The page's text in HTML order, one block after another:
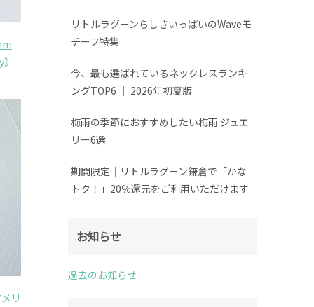
リ
リトルラグーンらしさいっぱいのWaveモ
チーフ特集
今、最も選ばれているネックレスランキ
ングTOP6 │ 2026年初夏版
梅雨の季節におすすめしたい梅雨 ジュエ
リー6選
期間限定│リトルラグーン鎌倉で「かな
トク！」20％還元をご利用いただけます
お知らせ
過去のお知らせ